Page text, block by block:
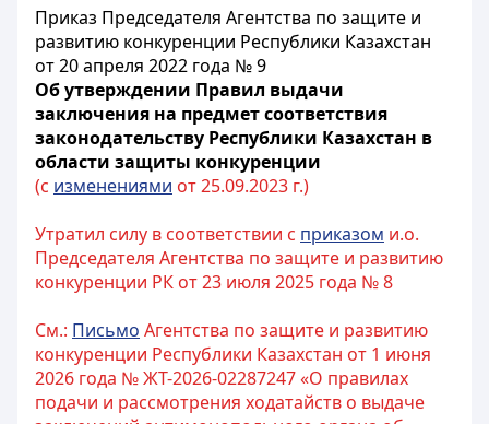
Приказ Председателя Агентства по защите и
развитию конкуренции Республики Казахстан
от 20 апреля 2022 года № 9
Об утверждении Правил выдачи
заключения на предмет соответствия
законодательству Республики Казахстан в
области защиты конкуренции
(с изменениями от 25.09.2023 г.)
Утратил силу в соответствии с приказом и.о.
Председателя Агентства по защите и развитию
конкуренции РК от 23 июля 2025 года № 8
См.: Письмо Агентства по защите и развитию
конкуренции Республики Казахстан от 1 июня
2026 года № ЖТ-2026-02287247 «О правилах
подачи и рассмотрения ходатайств о выдаче